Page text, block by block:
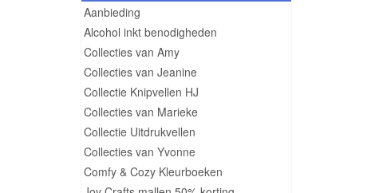
Aanbieding
Alcohol inkt benodigheden
Collecties van Amy
Collecties van Jeanine
Collectie Knipvellen HJ
Collecties van Marieke
Collectie Uitdrukvellen
Collecties van Yvonne
Comfy & Cozy Kleurboeken